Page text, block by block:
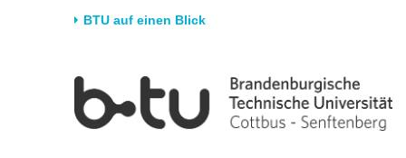
BTU auf einen Blick
Universität Forschung